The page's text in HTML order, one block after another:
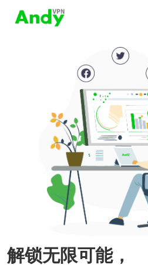
解锁无限可能，